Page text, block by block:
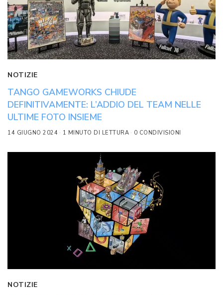
NOTIZIE
TANGO GAMEWORKS CHIUDE
DEFINITIVAMENTE: L’ADDIO DEL TEAM NELLE
ULTIME FOTO INSIEME
14 GIUGNO 2024 1 MINUTO DI LETTURA 0 CONDIVISIONI
NOTIZIE